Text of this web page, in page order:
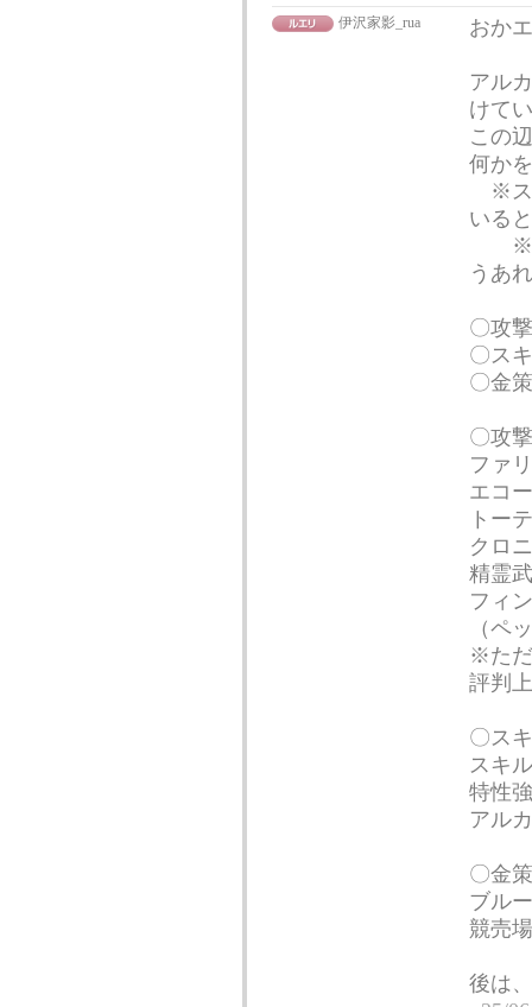
伊沢家影_rua おか
アル
けて
この
何か
※ス
いる
※※
うあ
〇攻
〇ス
〇金策
〇攻
ファ
エコ
トー
クロ
精霊
フィ
（ペ
※ただ
評判
〇ス
スキ
特性
アル
〇金策
ブル
競売場
後は